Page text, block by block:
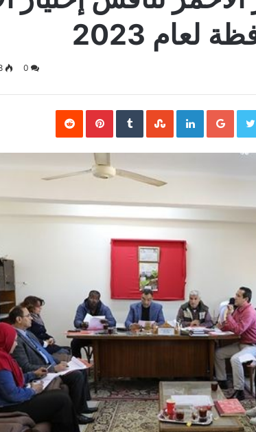
لعام 2023
Twitter
Google+
LinkedIn
Pinterest